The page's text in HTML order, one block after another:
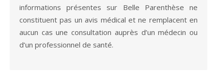
informations présentes sur Belle Parenthèse ne
constituent pas un avis médical et ne remplacent en
aucun cas une consultation auprès d’un médecin ou
d’un professionnel de santé.